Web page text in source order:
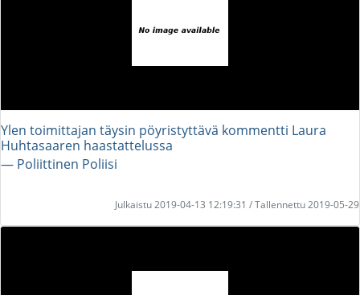
Ylen toimittajan täysin pöyristyttävä kommentti Laura
Huhtasaaren haastattelussa
― Poliittinen Poliisi
Julkaistu 2019-04-13 12:19:31 / Tallennettu 2019-05-29